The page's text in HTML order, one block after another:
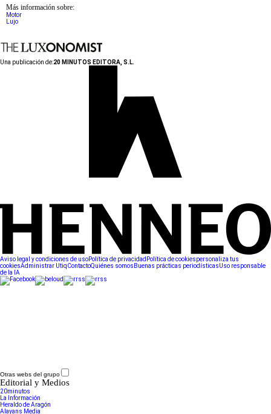
Más información sobre:
Motor
Lujo
Una publicación de:20 MINUTOS EDITORA, S.L.
Aviso legal y condiciones de usoPolítica de privacidad Política de cookiespersonaliza tus
cookiesAdministrar UtiqContactoQuiénes somos Buenas prácticas periodísticasUso responsable
de la IA
Otras webs del grupo
Editorial y Medios
20minutos
La Información
Heraldo de Aragón
Alayans Media